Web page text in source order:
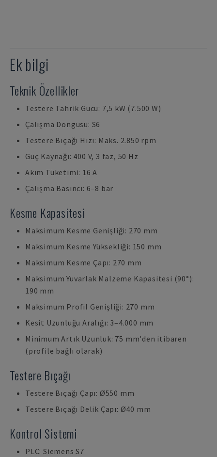
Ek bilgi
Teknik Özellikler
Testere Tahrik Gücü: 7,5 kW (7.500 W)
Çalışma Döngüsü: S6
Testere Bıçağı Hızı: Maks. 2.850 rpm
Güç Kaynağı: 400 V, 3 faz, 50 Hz
Akım Tüketimi: 16 A
Çalışma Basıncı: 6–8 bar
Kesme Kapasitesi
Maksimum Kesme Genişliği: 270 mm
Maksimum Kesme Yüksekliği: 150 mm
Maksimum Kesme Çapı: 270 mm
Maksimum Yuvarlak Malzeme Kapasitesi (90°):
190 mm
Maksimum Profil Genişliği: 270 mm
Kesit Uzunluğu Aralığı: 3–4.000 mm
Minimum Artık Uzunluk: 75 mm'den itibaren
(profile bağlı olarak)
Testere Bıçağı
Testere Bıçağı Çapı: Ø550 mm
Testere Bıçağı Delik Çapı: Ø40 mm
Kontrol Sistemi
PLC: Siemens S7